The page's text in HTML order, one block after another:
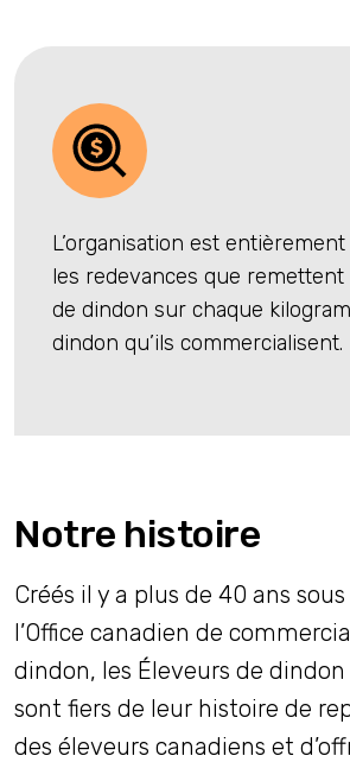
L’organisation est
les redevances que
de dindon sur chaque
dindon qu’ils commercialisent.
Notre histoire
Créés il y a plus de 40 ans
l’Office canadien de
dindon, les Éleveurs de dindon
sont fiers de leur histoire de
des éleveurs canadiens et